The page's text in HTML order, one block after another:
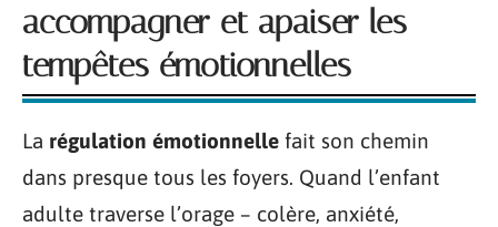
accompagner et apaiser les
tempêtes émotionnelles
La régulation émotionnelle fait son chemin
dans presque tous les foyers. Quand l’enfant
adulte traverse l’orage – colère, anxiété,